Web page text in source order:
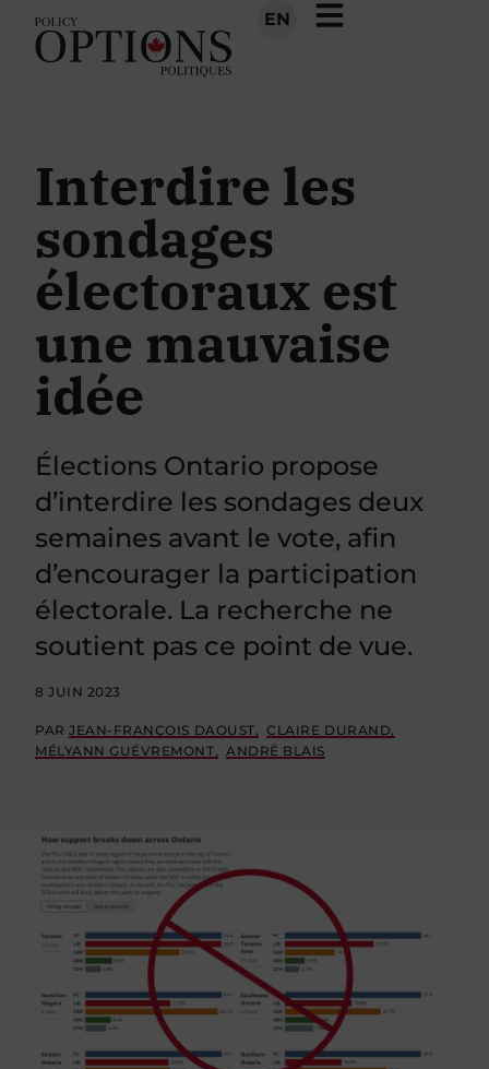
EN
Interdire les
sondages
électoraux est
une mauvaise
idée
Élections Ontario propose
d’interdire les sondages deux
semaines avant le vote, afin
d’encourager la participation
électorale. La recherche ne
soutient pas ce point de vue.
8 JUIN 2023
PARJEAN-FRANÇOIS DAOUST
CLAIRE DURAND
MÉLYANN GUÉVREMONT
ANDRÉ BLAIS